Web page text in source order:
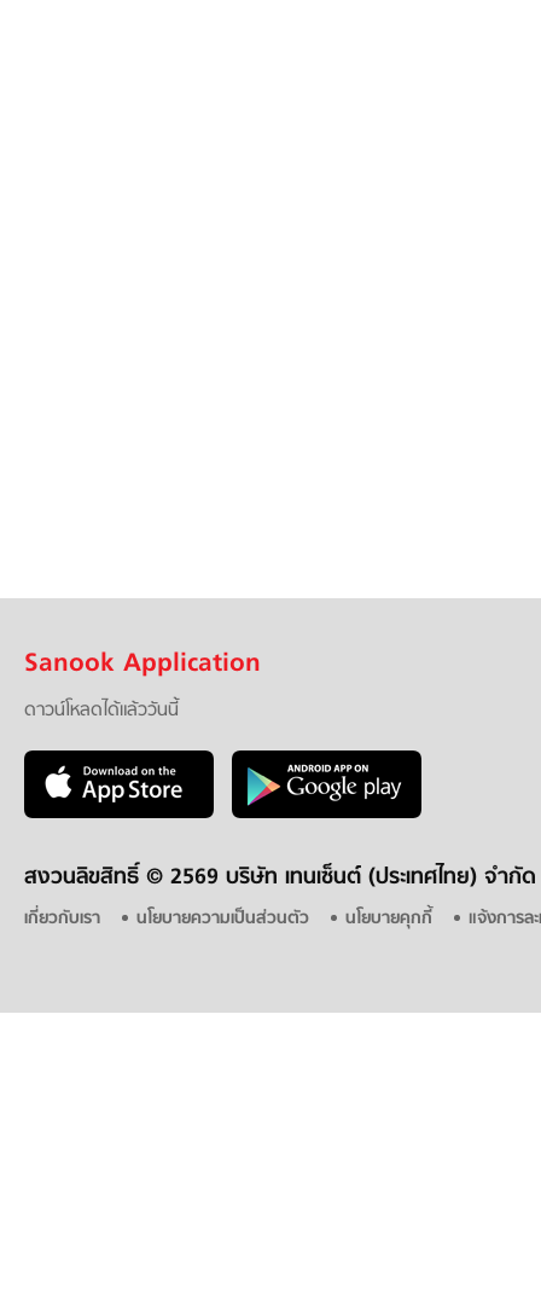
Sanook Application
ดาวน์โหลดได้แล้ววันนี้
สงวนลิขสิทธิ์ © 2569 บริษัท เทนเซ็นต์ (ประเทศไทย) จำกัด
เกี่ยวกับเรา นโยบายความเป็นส่วนตัว นโยบายคุกกี้ แจ้งการล